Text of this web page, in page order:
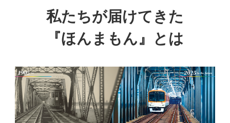
私たちが届けてきた
『ほんまもん』とは